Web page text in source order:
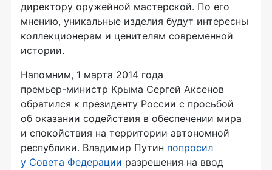
директору оружейной мастерской. По его
мнению, уникальные изделия будут интересны
коллекционерам и ценителям современной
истории.
Напомним, 1 марта 2014 года
премьер-министр Крыма Сергей Аксенов
обратился к президенту России с просьбой
об оказании содействия в обеспечении мира
и спокойствия на территории автономной
республики. Владимир Путин попросил
у Совета Федерации разрешения на ввод